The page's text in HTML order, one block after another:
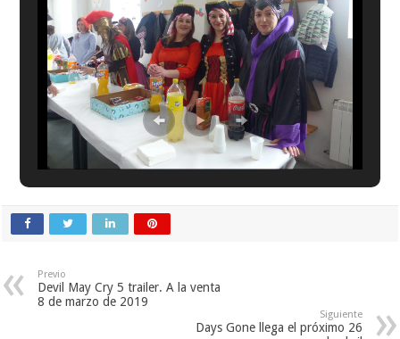
Previo
Devil May Cry 5 trailer. A la venta
8 de marzo de 2019
Siguiente
Days Gone llega el próximo 26